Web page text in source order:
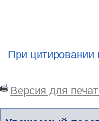
При цитировании
Версия для